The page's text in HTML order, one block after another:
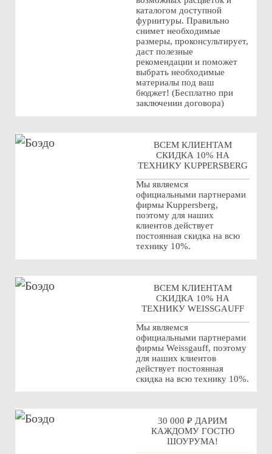
каталогом доступной
фурнитуры. Правильно
снимет необходимые
размеры, проконсультирует,
даст полезные
рекомендации и поможет
выбрать необходимые
материалы под ваш
бюджет! (Бесплатно при
заключении договора)
ВСЕМ КЛИЕНТАМ
СКИДКА 10% НА
ТЕХНИКУ KUPPERSBERG
Мы являемся
официальными партнерами
фирмы Kuppersberg,
поэтому для наших
клиентов действует
постоянная скидка на всю
технику 10%.
ВСЕМ КЛИЕНТАМ
СКИДКА 10% НА
ТЕХНИКУ WEISSGAUFF
Мы являемся
официальными партнерами
фирмы Weissgauff, поэтому
для наших клиентов
действует постоянная
скидка на всю технику 10%.
30 000 ₽ ДАРИМ
КАЖДОМУ ГОСТЮ
ШОУРУМА!